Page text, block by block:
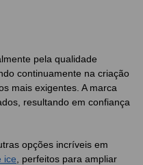
pela qualidade
continuamente na criação
mais exigentes. A marca
resultando em confiança
opções incríveis em
ice , perfeitos para ampliar